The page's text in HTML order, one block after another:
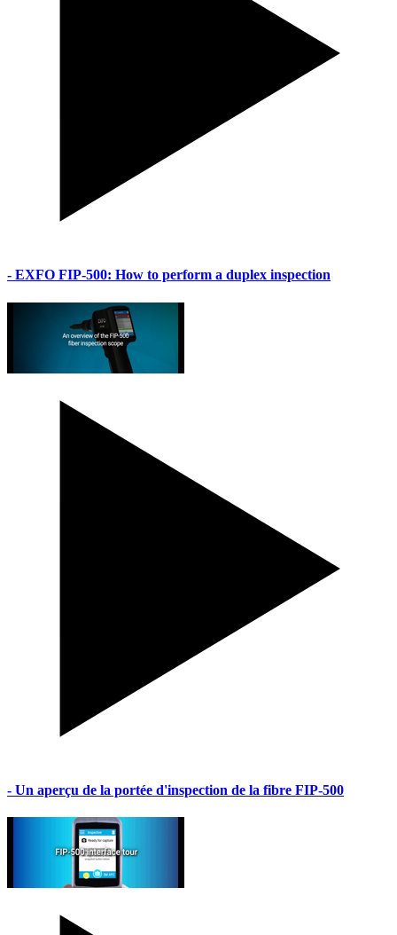
- EXFO FIP-500: How to perform a duplex inspection
- Un aperçu de la portée d'inspection de la fibre FIP-500